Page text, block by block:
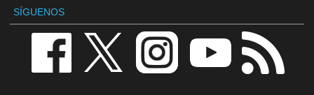
SÍGUENOS